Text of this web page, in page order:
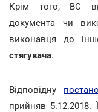
Крім того, ВС
документа чи
виконавця до
стягувача.
Відповідну
прийняв 5.12.2018.